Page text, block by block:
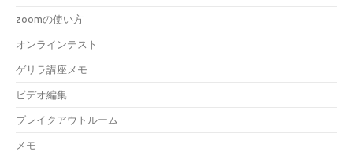
zoomの使い方
オンラインテスト
ゲリラ講座メモ
ビデオ編集
ブレイクアウトルーム
メモ